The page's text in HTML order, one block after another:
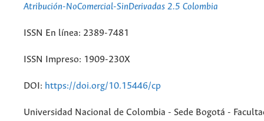
Atribución-NoComercial-SinDerivadas 2.5 Colombia
ISSN En línea: 2389-7481
ISSN Impreso: 1909-230X
DOI: https://doi.org/10.15446/cp
Universidad Nacional de Colombia - Sede Bogotá -